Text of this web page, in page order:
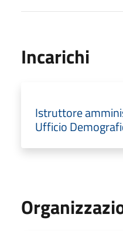
Incarichi
Istruttore
Ufficio